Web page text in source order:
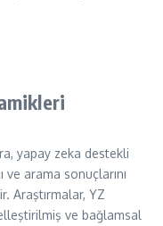
yapay zeka destekli
ve arama sonuçlarını
Araştırmalar, YZ
ve bağlamsal